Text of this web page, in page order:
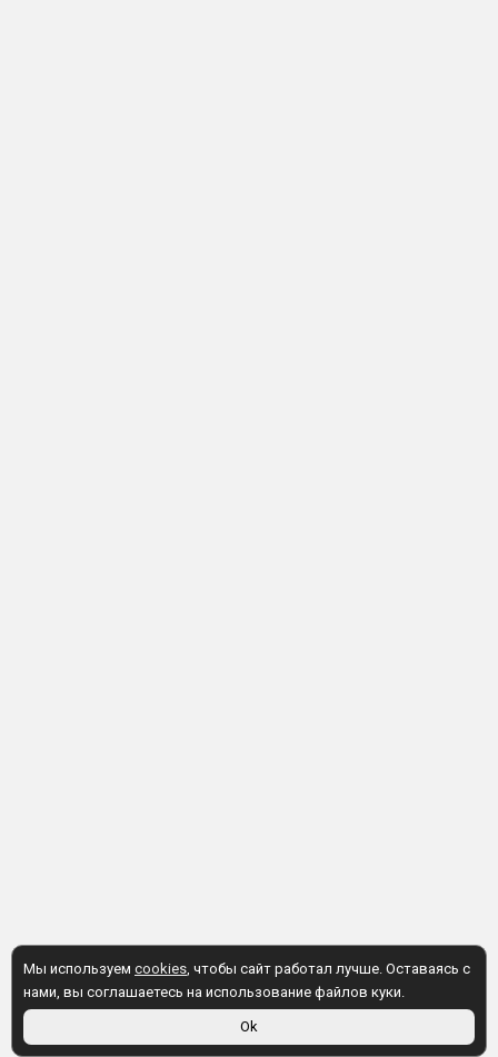
Мы используем cookies, чтобы сайт работал лучше. Оставаясь с
нами, вы соглашаетесь на использование файлов куки.
Ok